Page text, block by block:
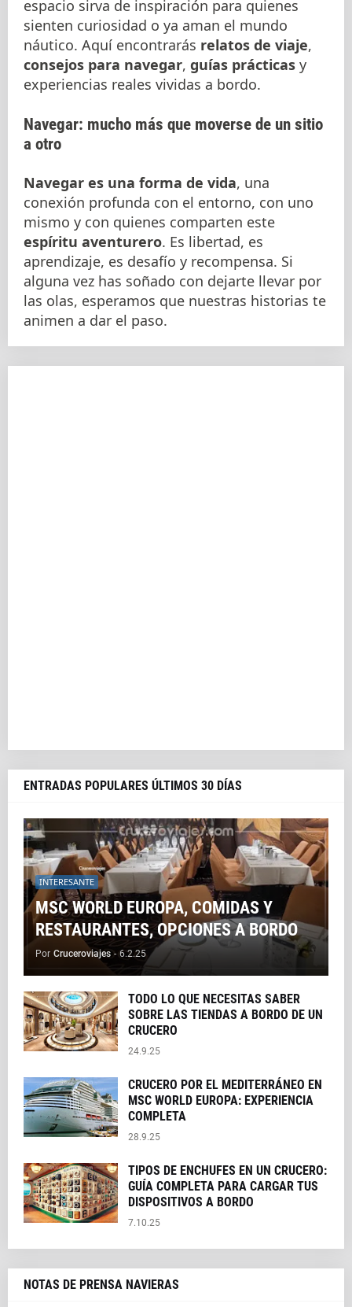
espacio sirva de inspiración para quienes
sienten curiosidad o ya aman el mundo
náutico. Aquí encontrarás relatos de viaje,
consejos para navegar, guías prácticas y
experiencias reales vividas a bordo.
Navegar: mucho más que moverse de un sitio
a otro
Navegar es una forma de vida, una
conexión profunda con el entorno, con uno
mismo y con quienes comparten este
espíritu aventurero. Es libertad, es
aprendizaje, es desafío y recompensa. Si
alguna vez has soñado con dejarte llevar por
las olas, esperamos que nuestras historias te
animen a dar el paso.
ENTRADAS POPULARES ÚLTIMOS 30 DÍAS
INTERESANTE
MSC WORLD EUROPA, COMIDAS Y
RESTAURANTES, OPCIONES A BORDO
Por Cruceroviajes - 6.2.25
TODO LO QUE NECESITAS SABER
SOBRE LAS TIENDAS A BORDO DE UN
CRUCERO
24.9.25
CRUCERO POR EL MEDITERRÁNEO EN
MSC WORLD EUROPA: EXPERIENCIA
COMPLETA
28.9.25
TIPOS DE ENCHUFES EN UN CRUCERO:
GUÍA COMPLETA PARA CARGAR TUS
DISPOSITIVOS A BORDO
7.10.25
NOTAS DE PRENSA NAVIERAS